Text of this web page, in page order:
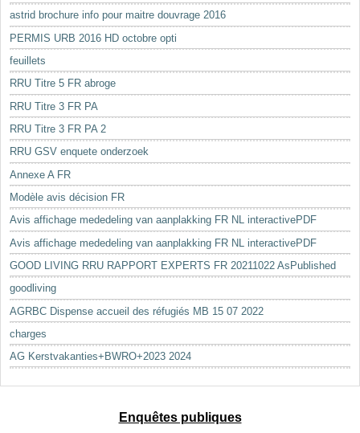
astrid brochure info pour maitre douvrage 2016
PERMIS URB 2016 HD octobre opti
feuillets
RRU Titre 5 FR abroge
RRU Titre 3 FR PA
RRU Titre 3 FR PA 2
RRU GSV enquete onderzoek
Annexe A FR
Modèle avis décision FR
Avis affichage mededeling van aanplakking FR NL interactivePDF
Avis affichage mededeling van aanplakking FR NL interactivePDF
GOOD LIVING RRU RAPPORT EXPERTS FR 20211022 AsPublished
goodliving
AGRBC Dispense accueil des réfugiés MB 15 07 2022
charges
AG Kerstvakanties+BWRO+2023 2024
Enquêtes publiques